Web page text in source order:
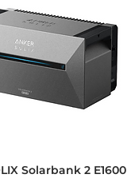
Solarbank 2 E1600